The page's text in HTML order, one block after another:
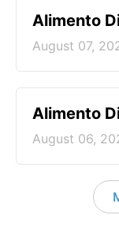
Alimento
August 07,
Alimento
August 06,